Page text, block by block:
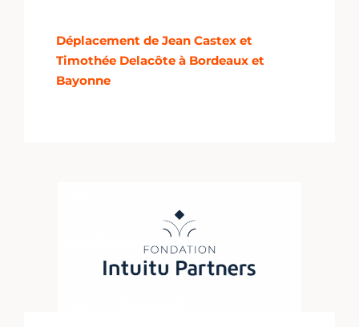
Déplacement de Jean Castex et
Timothée Delacôte à Bordeaux et
Bayonne